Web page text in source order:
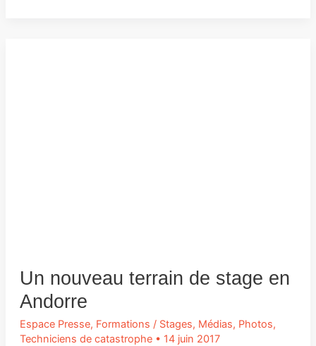
Un nouveau terrain de stage en
Andorre
Espace Presse, Formations / Stages, Médias, Photos,
Techniciens de catastrophe• 14 juin 2017